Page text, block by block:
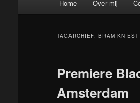
Spring naar de
Spring naar de
Home Over mij
TAGARCHIEF: BRAM KNIEST
Premiere
Amsterdam